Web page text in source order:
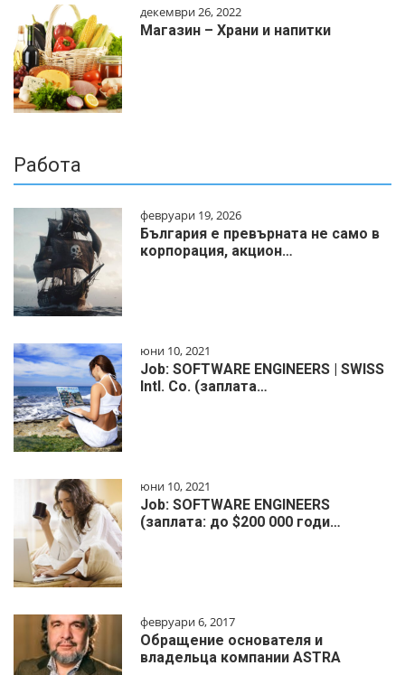
декември 26, 2022
Магазин – Храни и напитки
Работа
февруари 19, 2026
България е превърната не само в
корпорация, акцион…
юни 10, 2021
Job: SOFTWARE ENGINEERS | SWISS
Intl. Co. (заплата…
юни 10, 2021
Job: SOFTWARE ENGINEERS
(заплата: до $200 000 годи…
февруари 6, 2017
Обращение основателя и
владельца компании ASTRA